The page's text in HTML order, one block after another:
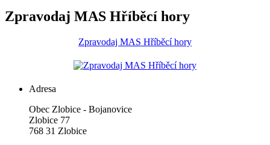
Zpravodaj MAS Hříběcí hory
Zpravodaj MAS Hříběcí hory
Adresa
Obec Zlobice - Bojanovice
Zlobice 77
768 31 Zlobice